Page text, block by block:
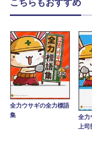
こちらもおすすめ
全力ウサギの全力標語
集
全
上司